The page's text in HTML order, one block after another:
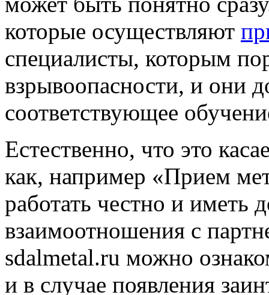
которые осуществляют
специалисты, которым
взрывоопасности, и они
соответствующее
Естественно, что это
как, например «Прием
работать честно и иметь
взаимоотношения с
sdalmetal.ru можно
и в случае появления